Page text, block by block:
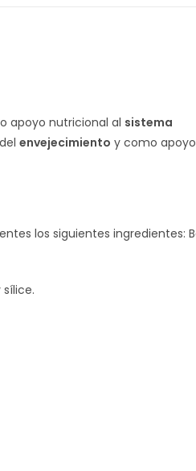
apoyo nutricional al sistema
del envejecimiento y como
los siguientes ingredientes: